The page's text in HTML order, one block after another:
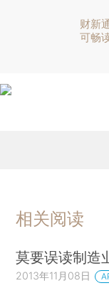
财新
可畅
相关阅读
莫要误读制造
2013年11月08日